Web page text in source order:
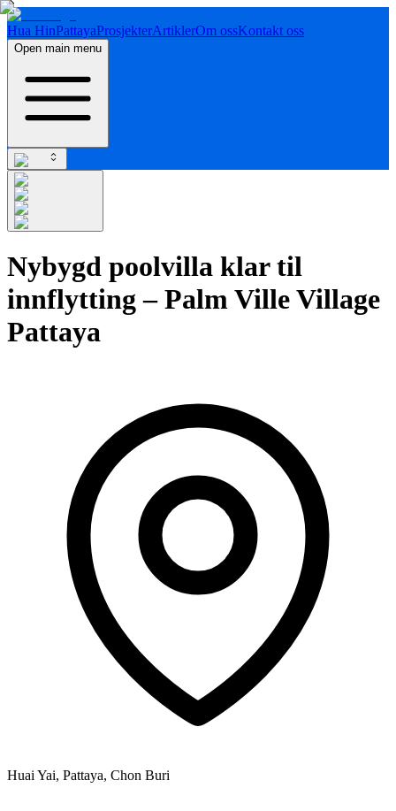
Hua HinPattayaProsjekterArtiklerOm ossKontakt oss
Open main menu
Nybygd poolvilla klar til
innflytting – Palm Ville Village
Pattaya
Huai Yai, Pattaya, Chon Buri